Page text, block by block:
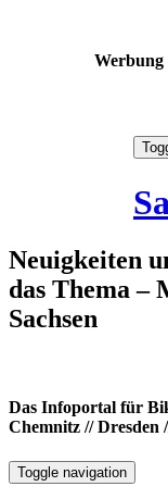
Werbung
Neuigkeiten
das Thema –
Sachsen
Das Infoportal für
Chemnitz // Dresden
Toggle navigation